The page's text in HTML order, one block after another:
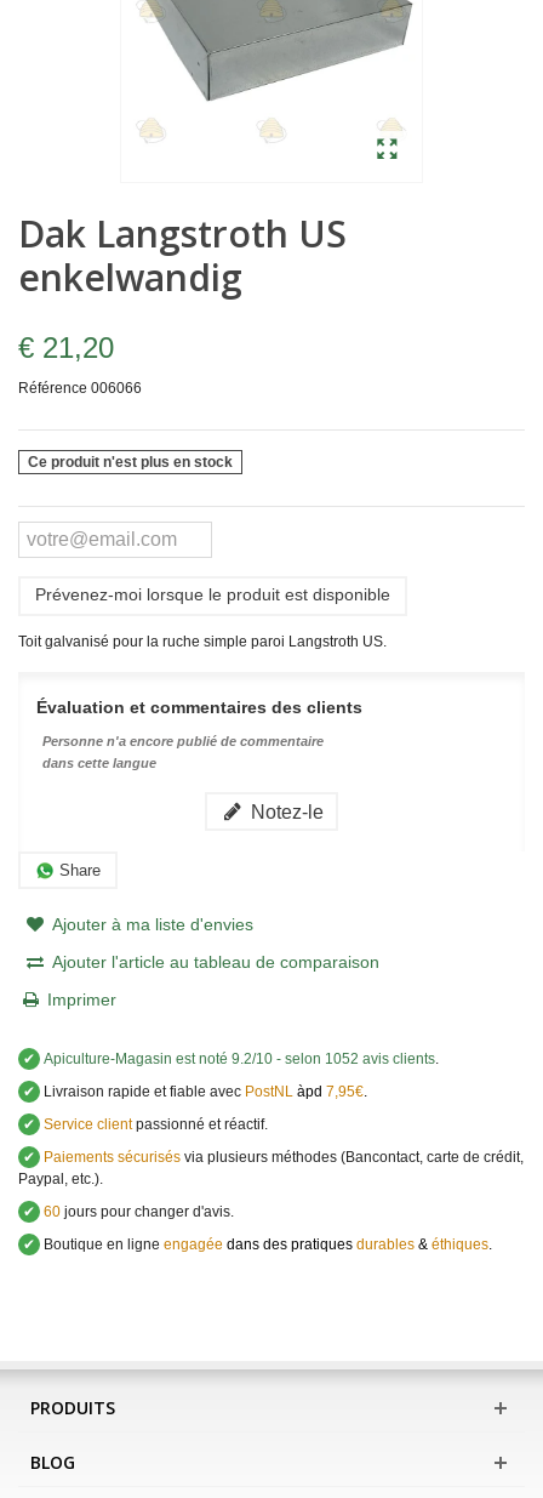
Dak Langstroth US
enkelwandig
€ 21,20
Référence 006066
Ce produit n'est plus en stock
Prévenez-moi lorsque le produit est disponible
Toit galvanisé pour la ruche simple paroi Langstroth US.
Évaluation et commentaires des clients
Personne n'a encore publié de commentaire
dans cette langue
Notez-le
Share
Ajouter à ma liste d'envies
Ajouter l'article au tableau de comparaison
Imprimer
✔ Apiculture-Magasin est noté 9.2/10 - selon 1052 avis clients.
✔
Livraison rapide et fiable avec PostNL àpd 7,95€.
✔ Service clientpassionné et réactif.
✔
Paiements sécurisés via plusieurs méthodes (Bancontact, carte de crédit,
Paypal, etc.).
✔ 60 jours pour changer d'avis.
✔
Boutique en ligne engagée dans des pratiques durables & éthiques.
PRODUITS
BLOG